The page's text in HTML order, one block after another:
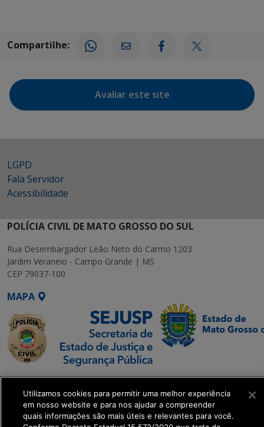
Compartilhe:
Avaliar este site
LGPD
Fala Servidor
Acessibilidade
POLÍCIA CIVIL DE MATO GROSSO DO SUL
Rua Desembargador Leão Neto do Carmo 1203
Jardim Veraneio - Campo Grande | MS
CEP 79037-100
MAPA
SETDIG | Secretaria-
Executiva de
Transformação Digital
Utilizamos cookies para permitir uma melhor experiência
em nosso website e para nos ajudar a compreender
quais informações são mais úteis e relevantes para você.